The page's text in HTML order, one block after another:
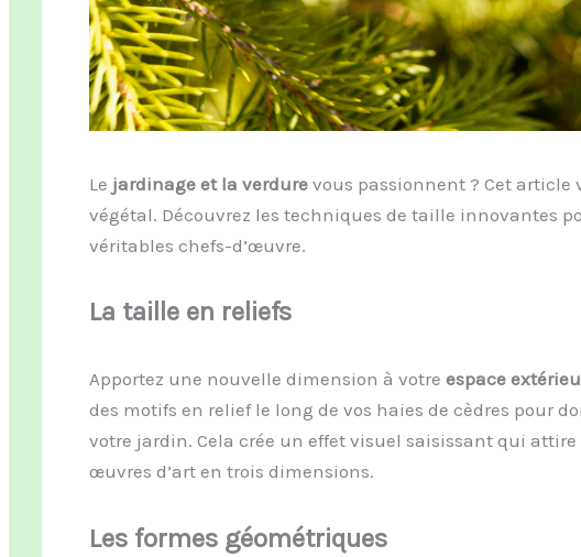
Le jardinage et la verdurevous passionnent ? Cet article
végétal. Découvrez les techniques de taille innovantes
véritables chefs-d’œuvre.
La taille en reliefs
Apportez une nouvelle dimension à votre espace
des motifs en relief le long de vos haies de cèdres pour
votre jardin. Cela crée un effet visuel saisissant qui
œuvres d’art en trois dimensions.
Les formes géométriques